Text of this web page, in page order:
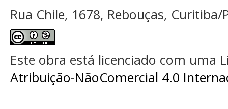
Rua Chile, 1678, Rebouças, Curitiba/
Este obra está licenciado com uma
Atribuição-NãoComercial 4.0